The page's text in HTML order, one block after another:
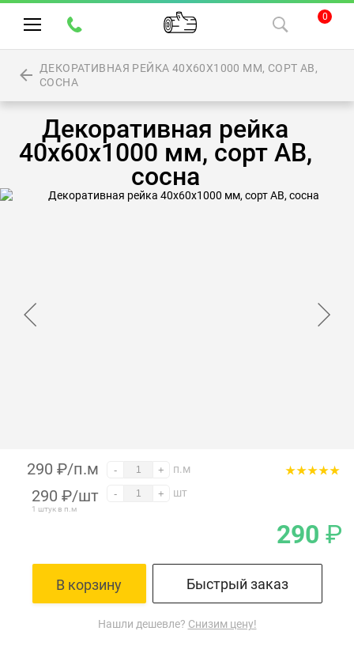
0
ДЕКОРАТИВНАЯ РЕЙКА 40Х60Х1000 ММ, СОРТ АВ,
СОСНА
Декоративная рейка
40х60х1000 мм, сорт АВ,
сосна
290 ₽/п.м - + п.м
290 ₽/шт
1 штук в п.м
- + шт
290 ₽
В корзину Быстрый заказ
Нашли дешевле? Снизим цену!